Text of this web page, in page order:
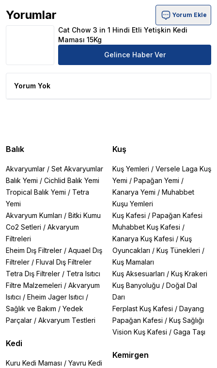
Yorumlar
Cat Chow 3 in 1 Hindi Etli Yetişkin Kedi Maması 15Kg
Yorum Ekle
Cat Chow 3 in 1 Hindi Etli Yetişkin Kedi
Maması 15Kg
Gelince Haber Ver
Yorum Yok
Balık
Akvaryumlar / Set Akvaryumlar
Balık Yemi / Cichlid Balık Yemi
Tropical Balık Yemi / Tetra
Yemi
Akvaryum Kumları / Bitki Kumu
Co2 Setleri / Akvaryum
Filtreleri
Eheim Dış Filtreler / Aquael Dış
Filtreler / Fluval Dış Filtreler
Tetra Dış Filtreler / Tetra Isıtıcı
Filtre Malzemeleri / Akvaryum
Isıtıcı / Eheim Jager Isıtıcı /
Sağlık ve Bakım / Yedek
Parçalar / Akvaryum Testleri
Kedi
Kuru Kedi Maması / Yavru Kedi
Kuş
Kuş Yemleri / Versele Laga Kuş
Yemi / Papağan Yemi /
Kanarya Yemi / Muhabbet
Kuşu Yemleri
Kuş Kafesi / Papağan Kafesi
Muhabbet Kuş Kafesi /
Kanarya Kuş Kafesi / Kuş
Oyuncakları / Kuş Tünekleri /
Kuş Mamaları
Kuş Aksesuarları / Kuş Krakeri
Kuş Banyoluğu / Doğal Dal
Darı
Ferplast Kuş Kafesi / Dayang
Papağan Kafesi / Kuş Sağlığı
Vision Kuş Kafesi / Gaga Taşı
Kemirgen